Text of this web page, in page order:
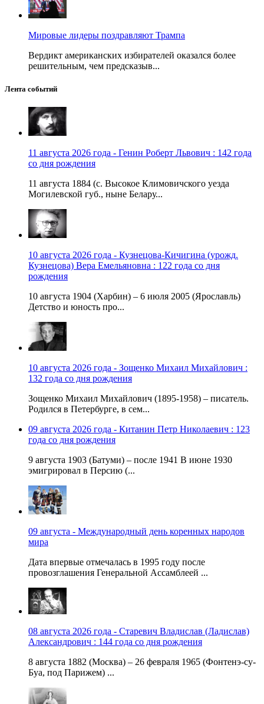
Мировые лидеры поздравляют Трампа
Вердикт американских избирателей оказался более
решительным, чем предсказыв...
Лента событий
11 августа 2026 года - Генин Роберт Львович : 142 года
со дня рождения
11 августа 1884 (с. Высокое Климовичского уезда
Могилевской губ., ныне Белару...
10 августа 2026 года - Кузнецова-Кичигина (урожд.
Кузнецова) Вера Емельяновна : 122 года со дня
рождения
10 августа 1904 (Харбин) – 6 июля 2005 (Ярославль)
Детство и юность про...
10 августа 2026 года - Зощенко Михаил Михайлович :
132 года со дня рождения
Зощенко Михаил Михайлович (1895-1958) – писатель.
Родился в Петербурге, в сем...
09 августа 2026 года - Китанин Петр Николаевич : 123
года со дня рождения
9 августа 1903 (Батуми) – после 1941 В июне 1930
эмигрировал в Персию (...
09 августа - Международный день коренных народов
мира
Дата впервые отмечалась в 1995 году после
провозглашения Генеральной Ассамблеей ...
08 августа 2026 года - Старевич Владислав (Ладислав)
Александрович : 144 года со дня рождения
8 августа 1882 (Москва) – 26 февраля 1965 (Фонтенэ-су-
Буа, под Парижем) ...